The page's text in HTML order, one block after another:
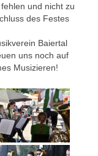
und nicht zu
des Festes
Baiertal
uns noch auf
Musizieren!